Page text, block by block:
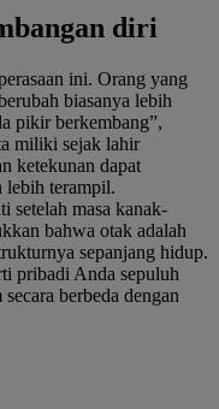
diri
ini. Orang yang
biasanya lebih
pikir berkembang”,
miliki sejak lahir
ketekunan dapat
lebih terampil.
setelah masa kanak-
bahwa otak adalah
sepanjang hidup.
pribadi Anda sepuluh
berbeda dengan